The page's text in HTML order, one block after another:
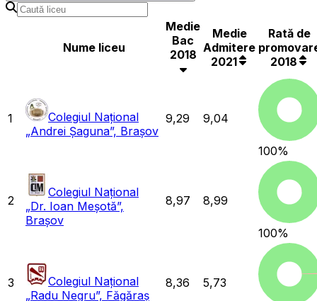
Nume liceu
Medie
Bac
2018
Medie
Admitere
2021
Rată de
2018
1
Colegiul Național
„Andrei Șaguna”, Brașov
9,29 9,04
100%
2
Colegiul Național
„Dr. Ioan Meșotă”,
Brașov
8,97 8,99
100%
3
Colegiul Național
„Radu Negru”, Făgăraș
8,36 5,73